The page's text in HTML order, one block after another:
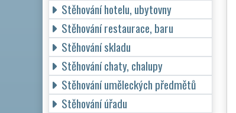
Stěhování hotelu, ubytovny
Stěhování restaurace, baru
Stěhování skladu
Stěhování chaty, chalupy
Stěhování uměleckých předmětů
Stěhování úřadu